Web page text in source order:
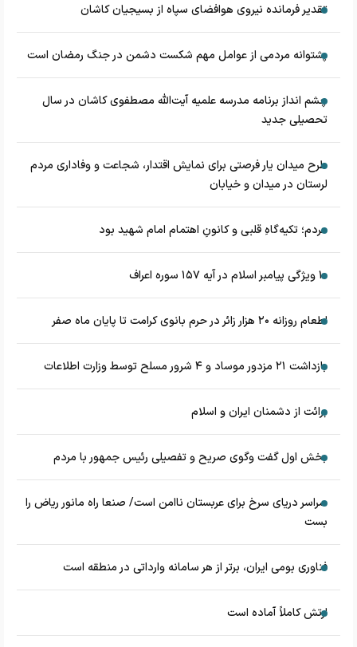
تقدیر فرمانده نیروی هوافضای سپاه از بسیجیان کاشان
پشتوانه مردمی از عوامل مهم شکست دشمن در جنگ رمضان است
چشم‌ انداز برنامه مدرسه علمیه آیت‌الله مصطفوی کاشان در سال
تحصیلی جدید
طرح میدان یار فرصتی برای نمایش اقتدار، شجاعت و وفاداری مردم
لرستان در میدان و خیابان
مردم؛ تکیه‌گاهِ قلبی و کانونِ اهتمام امام شهید بود
۱۰ ویژگی پیامبر اسلام در آیه ۱۵۷ سوره اعراف
اطعام روزانه ۲۰ هزار زائر در حرم بانوی کرامت تا پایان ماه صفر
بازداشت ۲۱ مزدور موساد و ۴ شرور مسلح توسط وزارت اطلاعات
برائت از دشمنان ایران و اسلام
بخش اول گفت وگوی صریح و تفصیلی رئیس جمهور با مردم
سراسر دریای سرخ برای عربستان ناامن است/ صنعا راه مانور ریاض را
بست
فناوری بومی ایران، برتر از هر سامانه وارداتی در منطقه است
ارتش کاملاً آماده است